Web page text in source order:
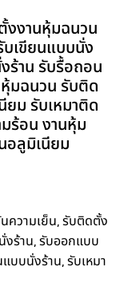
งานหุ้มฉนวน
เขียนแบบนั่ง
ร้าน รับรื้อถอน
หุ้มฉนวน รับติด
ม รับเหมาติด
ร้อน งานหุ้ม
อลูมิเนียม
ความเย็น,รับติดตั้ง
งร้าน,รับออกแบบ
แบบนั่งร้าน,รับเหมา